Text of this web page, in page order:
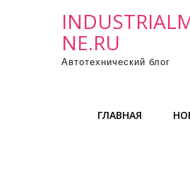
NE.RU
Автотехнический блог
ГЛАВНАЯ